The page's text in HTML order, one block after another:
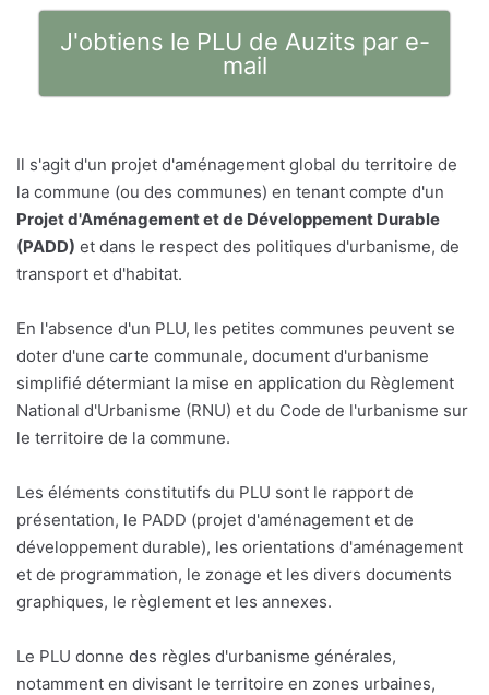
J'obtiens le PLU de Auzits par e-
mail
Il s'agit d'un projet d'aménagement global du territoire de
la commune (ou des communes) en tenant compte d'un
Projet d'Aménagement et de Développement Durable
(PADD) et dans le respect des politiques d'urbanisme, de
transport et d'habitat.
En l'absence d'un PLU, les petites communes peuvent se
doter d'une carte communale, document d'urbanisme
simplifié détermiant la mise en application du Règlement
National d'Urbanisme (RNU) et du Code de l'urbanisme sur
le territoire de la commune.
Les éléments constitutifs du PLU sont le rapport de
présentation, le PADD (projet d'aménagement et de
développement durable), les orientations d'aménagement
et de programmation, le zonage et les divers documents
graphiques, le règlement et les annexes.
Le PLU donne des règles d'urbanisme générales,
notamment en divisant le territoire en zones urbaines,